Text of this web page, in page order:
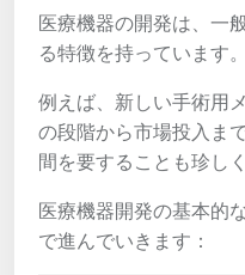
医療機器の開発は、一
る特徴を持っています。
例えば、新しい手術用
の段階から市場投入ま
間を要することも珍し
医療機器開発の基本的
で進んでいきます：